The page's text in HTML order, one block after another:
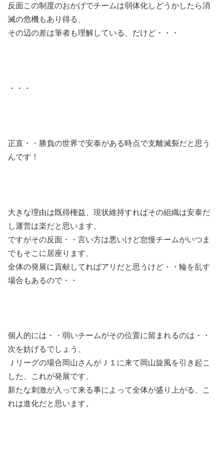
反面この制度のおかげでチームは弱体化しどうかしたら消
滅の危機もあり得る、
その辺の差は筆者も理解している、だけど・・・
・・・
正直・・勝負の世界で安泰がある時点で支離滅裂だと思う
んです！
大きな理由は既得権益、現状維持すればその組織は安泰だ
し運営は楽だと思います、
ですがその反面・・言い方は悪いけど怠慢チームがいつま
でもそこに居座ります、
全体の発展に貢献してればアリだと思うけど・・輪を乱す
場合もあるので・・
個人的には・・弱いチームがその位置に留まれるのは・・
次を妨げるでしょう、
Ｊリーグの場合岡山さんがＪ１に来て岡山旋風を引き起こ
した、これが発展です、
新たな刺激が入って来る事によって全体が盛り上がる、こ
れは進化だと思います。